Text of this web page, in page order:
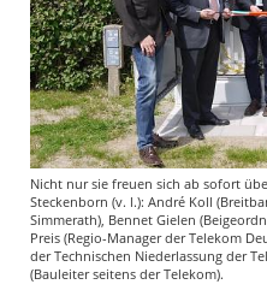
Nicht nur sie freuen sich ab sofort
Steckenborn (v. l.): André Koll
Simmerath), Bennet Gielen
Preis (Regio-Manager der Telekom
der Technischen Niederlassung der
(Bauleiter seitens der Telekom).